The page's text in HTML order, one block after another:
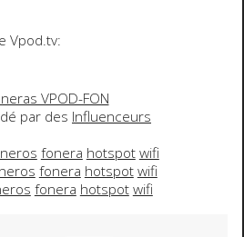
Vpod.tv:
par des Influenceurs
fonera hotspotwifi
fonera hotspotwifi
fonera hotspotwifi